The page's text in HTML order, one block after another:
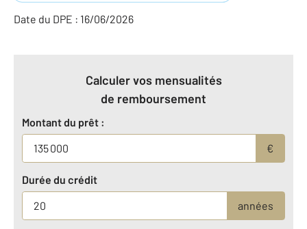
Date du DPE : 16/06/2026
Calculer vos mensualités
de remboursement
Montant du prêt :
€
Durée du crédit
années